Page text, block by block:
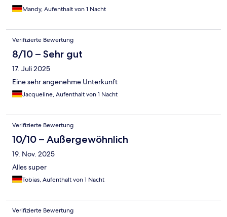
Mandy, Aufenthalt von 1 Nacht
Verifizierte Bewertung
8/10 – Sehr gut
17. Juli 2025
Eine sehr angenehme Unterkunft
Jacqueline, Aufenthalt von 1 Nacht
Verifizierte Bewertung
10/10 – Außergewöhnlich
19. Nov. 2025
Alles super
Tobias, Aufenthalt von 1 Nacht
Verifizierte Bewertung